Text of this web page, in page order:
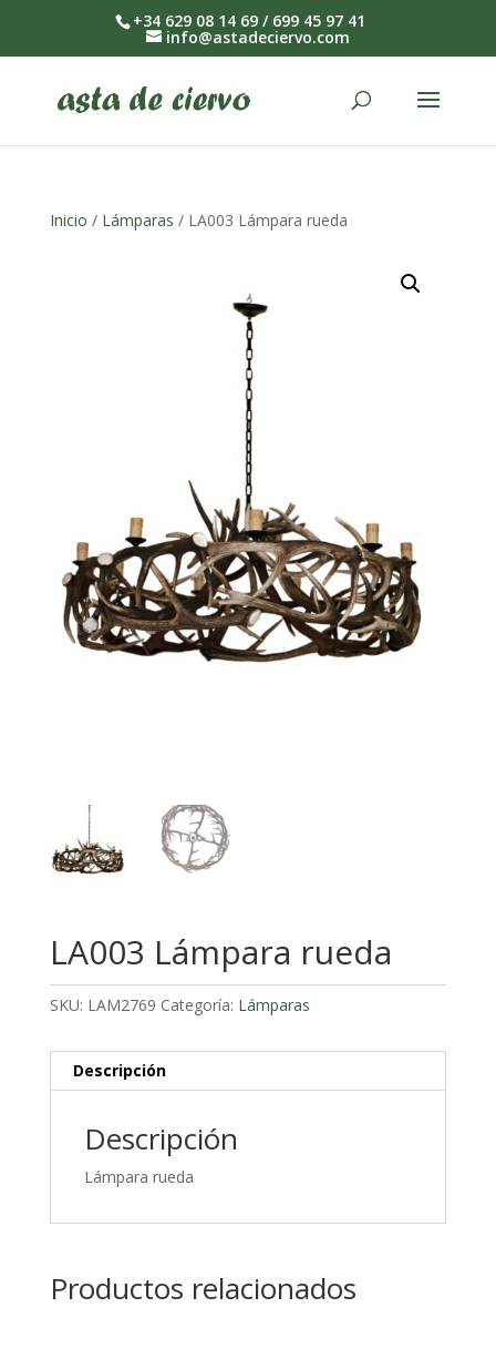
+34 629 08 14 69 / 699 45 97 41
info@astadeciervo.com
Inicio / Lámparas / LA003 Lámpara rueda
LA003 Lámpara rueda
SKU: LAM2769 Categoría: Lámparas
Descripción
Descripción
Lámpara rueda
Productos relacionados